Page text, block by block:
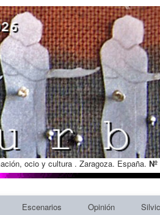
ocio y cultura . Zaragoza. España.
Escenarios Opinión